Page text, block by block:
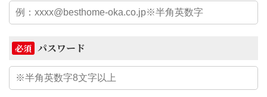
必須 パスワード